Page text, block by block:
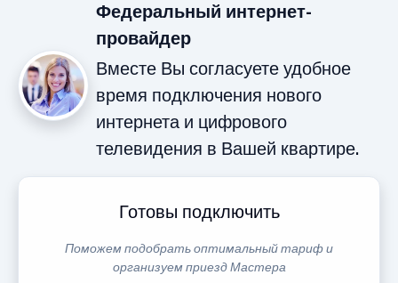
Федеральный интернет-
провайдер
Вместе Вы согласуете удобное
время подключения нового
интернета и цифрового
телевидения в Вашей квартире.
Готовы подключить
Поможем подобрать оптимальный тариф и
организуем приезд Мастера